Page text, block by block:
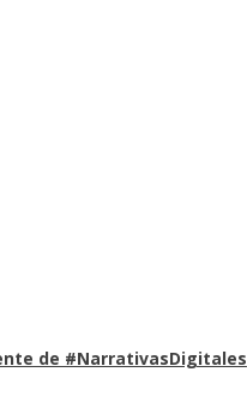
de #NarrativasDigitales